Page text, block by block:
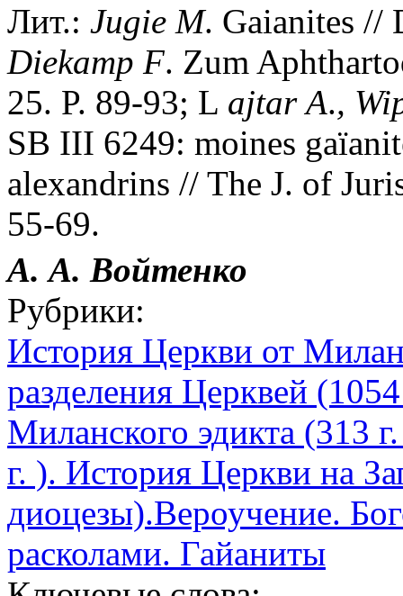
Лит.: Jugie M. Gaianites //
Diekamp F. Zum
25. P. 89-93; L ajtar A.,
SB III 6249: moines
alexandrins // The J. of
55-69.
А. А. Войтенко
Рубрики:
История Церкви от
разделения Церквей
Миланского эдикта (313
г. ). История Церкви на
диоцезы).Вероучение.
расколами. Гайаниты